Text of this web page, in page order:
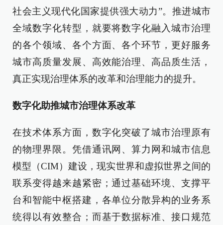
社会主义现代化国家提供强大动力”。推进城市
全域数字化转型，就要将数字化融入城市治理
的各个领域、各个方面、各个环节，更好服务
城市高质量发展、高效能治理、高品质生活，
真正实现治理体系的改革和治理能力的提升。
数字化助推城市治理体系改革
在技术体系方面，数字化突破了城市治理原有
的物理界限。凭借通讯网、算力网和城市信息
模型（CIM）建设，现实世界和虚拟世界之间的
联系变得越来越紧密；通过基础环境、支撑平
台和智能中枢搭建，各单位分散异构的业务系
统得以有效整合；而基于数据标准、接口规范